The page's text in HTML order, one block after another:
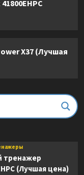
X37 (Лучшая
тренажер
(Лучшая цена)